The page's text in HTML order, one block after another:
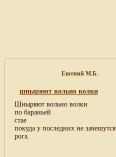
Евгений М.Б.
шныряют вольно волки
Шныряют вольно волки
по бараньей
стае
покуда у последних не зачешутся
рога.